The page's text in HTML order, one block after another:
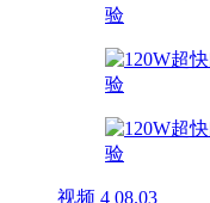
视频 4 08.03